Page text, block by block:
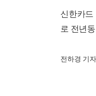
신한카드
로 전년
전하경 기자